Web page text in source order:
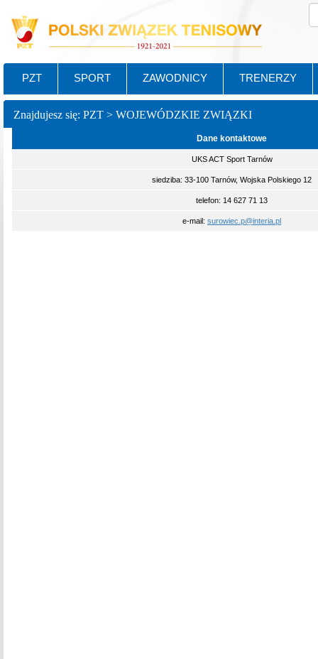
PZT SPORT ZAWODNICY TRENERZY
Znajdujesz się: PZT > WOJEWÓDZKIE ZWIĄZKI
Dane kontaktowe
UKS ACT Sport Tarnów
siedziba: 33-100 Tarnów, Wojska Polskiego 12
telefon: 14 627 71 13
e-mail: surowiec.p@interia.pl